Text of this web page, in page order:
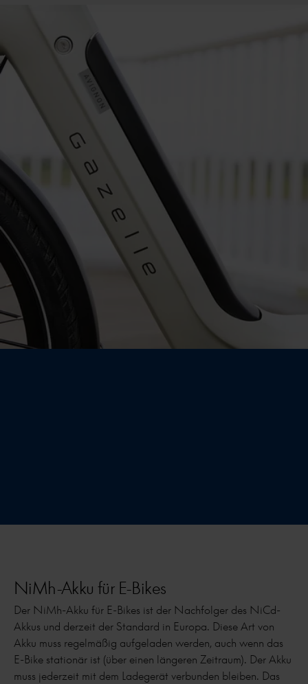
NiMh-Akku für E-Bikes
Der NiMh-Akku für E-Bikes ist der Nachfolger des NiCd-
Akkus und derzeit der Standard in Europa. Diese Art von
Akku muss regelmäßig aufgeladen werden, auch wenn das
E-Bike stationär ist (über einen längeren Zeitraum). Der Akku
muss jederzeit mit dem Ladegerät verbunden bleiben. Das